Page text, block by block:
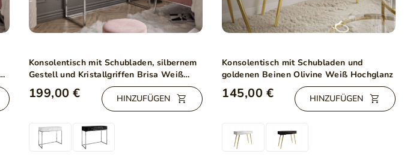
Konsolentisch mit Schubladen, silbernem
Gestell und Kristallgriffen Brisa Weiß
Hochglanz
199,00 € HINZUFÜGEN
Konsolentisch mit Schubladen und
goldenen Beinen Olivine Weiß Hochglanz
145,00 € HINZUFÜGEN